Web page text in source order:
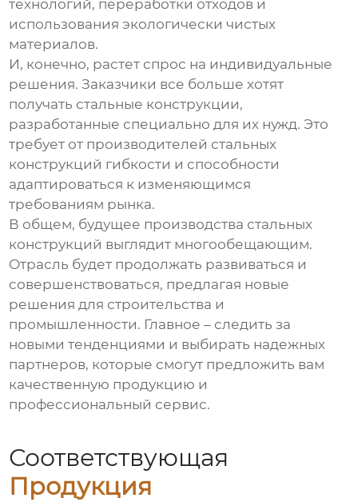
технологий, переработки отходов и
использования экологически чистых
материалов.
И, конечно, растет спрос на индивидуальные
решения. Заказчики все больше хотят
получать стальные конструкции,
разработанные специально для их нужд. Это
требует от производителей стальных
конструкций гибкости и способности
адаптироваться к изменяющимся
требованиям рынка.
В общем, будущее производства стальных
конструкций выглядит многообещающим.
Отрасль будет продолжать развиваться и
совершенствоваться, предлагая новые
решения для строительства и
промышленности. Главное – следить за
новыми тенденциями и выбирать надежных
партнеров, которые смогут предложить вам
качественную продукцию и
профессиональный сервис.
Соответствующая
Продукция